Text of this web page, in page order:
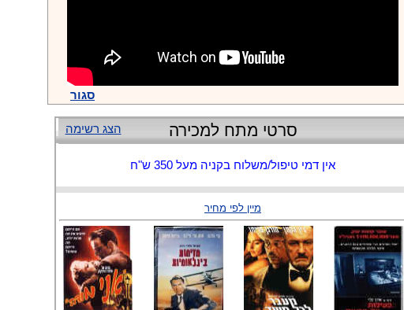
סגור
הצג רשימה סרטי מתח למכירה
אין דמי טיפול/משלוח בקניה מעל 350 ש"ח
מיין לפי מחיר